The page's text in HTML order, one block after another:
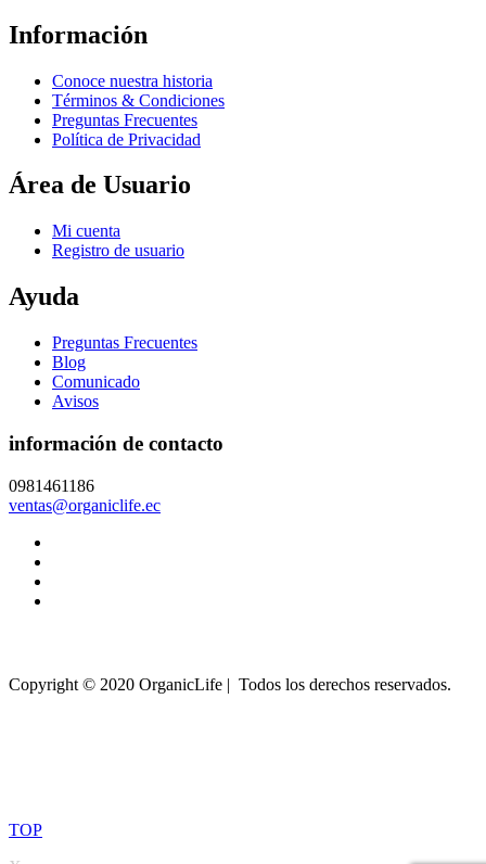
Información
Conoce nuestra historia
Términos & Condiciones
Preguntas Frecuentes
Política de Privacidad
Área de Usuario
Mi cuenta
Registro de usuario
Ayuda
Preguntas Frecuentes
Blog
Comunicado
Avisos
información de contacto
0981461186
ventas@organiclife.ec
Copyright © 2020 OrganicLife | Todos los derechos reservados.
TOP